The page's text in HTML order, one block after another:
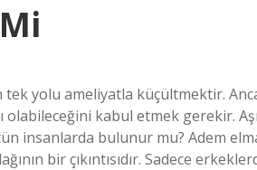
tek yolu ameliyatla küçültmektir.
olabileceğini kabul etmek gerekir.
insanlarda bulunur mu? Adem
bir çıkıntısıdır. Sadece